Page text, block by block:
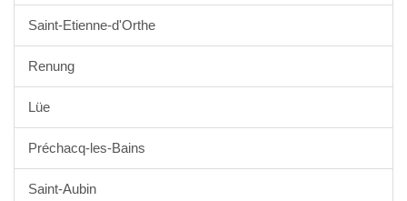
Saint-Etienne-d'Orthe
Renung
Lüe
Préchacq-les-Bains
Saint-Aubin